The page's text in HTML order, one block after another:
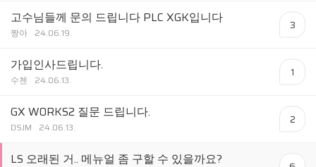
고수님들께 문의 드립니다 PLC XGK입니다
짱아 24.06.19.
3
가입인사드립니다.
수첸 24.06.13.
1
GX WORKS2 질문 드립니다.
DSJM 24.06.13.
2
LS 오래된 거.. 메뉴얼 좀 구할 수 있을까요?